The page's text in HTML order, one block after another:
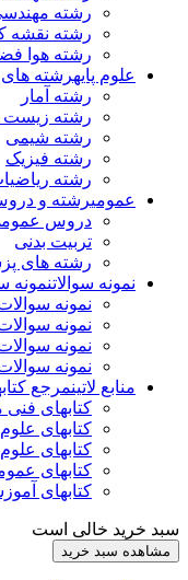
رشته
رشته نقشه
رشته هوا
علوم پایهرشته های
رشته آمار
رشته
رشته شیمی
رشته فیزیک
رشته
عمومیرشته و
دروس
تربیت بدنی
رشته های
نمونه سوالاتنمونه
نمونه
نمونه
نمونه سوالات
نمونه
منابع لاتینمرجع
کتابهای
کتابهای
کتابهای
کتابهای
کتابهای
سبد خرید خالی است